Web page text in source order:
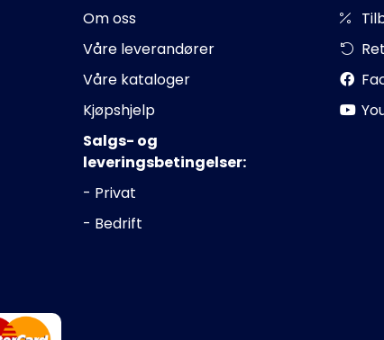
Om oss
Våre leverandører
Våre kataloger
Kjøpshjelp
Salgs- og
leveringsbetingelser:
- Privat
- Bedrift